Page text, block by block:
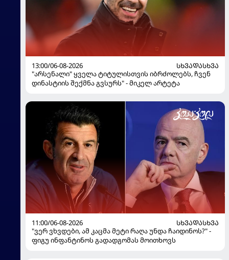
13:00/06-08-2026
ᲡᲮᲕᲐᲓᲐᲡᲮᲕᲐ
"არსენალი" ყველა ტიტულისთვის იბრძოლებს, ჩვენ
დინასტიის შექმნა გვსურს" - მიკელ არტეტა
11:00/06-08-2026
ᲡᲮᲕᲐᲓᲐᲡᲮᲕᲐ
"ვერ ვხვდები, ამ კაცმა მეტი რაღა უნდა ჩაიდინოს?" -
ფიგუ ინფანტინოს გადადგომას მოითხოვს